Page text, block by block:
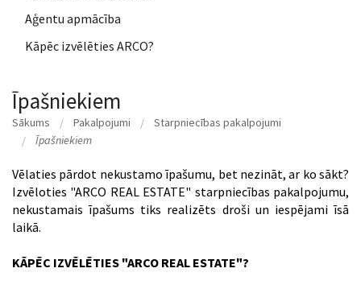
Aģentu apmācība
Kāpēc izvēlēties ARCO?
Īpašniekiem
Sākums Pakalpojumi
Starpniecības pakalpojumi
Īpašniekiem
Vēlaties pārdot nekustamo īpašumu, bet nezināt, ar ko sākt?
Izvēloties "ARCO REAL ESTATE" starpniecības pakalpojumu,
nekustamais īpašums tiks realizēts droši un iespējami īsā
laikā.
KĀPĒC IZVĒLĒTIES "ARCO REAL ESTATE"?